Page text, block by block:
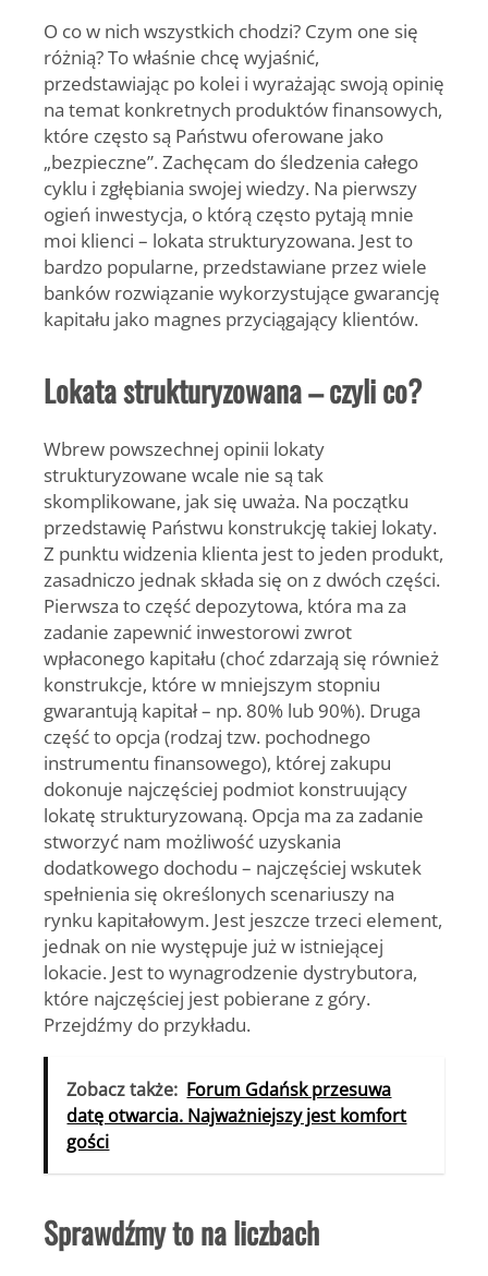
O co w nich wszystkich chodzi? Czym one się
różnią?To właśnie chcę wyjaśnić,
przedstawiając po kolei i wyrażając swoją opinię
na temat konkretnych produktów finansowych,
które często są Państwu oferowane jako
„bezpieczne”. Zachęcam do śledzenia całego
cyklu i zgłębiania swojej wiedzy. Na pierwszy
ogień inwestycja, o którą często pytają mnie
moi klienci – lokata strukturyzowana. Jest to
bardzo popularne, przedstawiane przez wiele
banków rozwiązanie wykorzystujące gwarancję
kapitału jako magnes przyciągający klientów.
Lokata strukturyzowana – czyli co?
Wbrew powszechnej opinii lokaty
strukturyzowane wcale nie są tak
skomplikowane, jak się uważa. Na początku
przedstawię Państwu konstrukcję takiej lokaty.
Z punktu widzenia klienta jest to jeden produkt,
zasadniczo jednak składa się on z dwóch części.
Pierwsza to część depozytowa, która ma za
zadanie zapewnić inwestorowi zwrot
wpłaconego kapitału (choć zdarzają się również
konstrukcje, które w mniejszym stopniu
gwarantują kapitał – np. 80% lub 90%). Druga
część to opcja (rodzaj tzw. pochodnego
instrumentu finansowego), której zakupu
dokonuje najczęściej podmiot konstruujący
lokatę strukturyzowaną. Opcja ma za zadanie
stworzyć nam możliwość uzyskania
dodatkowego dochodu – najczęściej wskutek
spełnienia się określonych scenariuszy na
rynku kapitałowym. Jest jeszcze trzeci element,
jednak on nie występuje już w istniejącej
lokacie. Jest to wynagrodzenie dystrybutora,
które najczęściej jest pobierane z góry.
Przejdźmy do przykładu.
Zobacz także: Forum Gdańsk przesuwa
datę otwarcia. Najważniejszy jest komfort
gości
Sprawdźmy to na liczbach